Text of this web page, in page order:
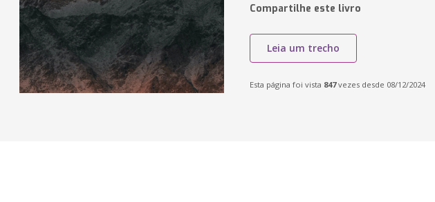
Compartilhe este livro
Leia um trecho
Esta página foi vista 847vezes desde 08/12/2024